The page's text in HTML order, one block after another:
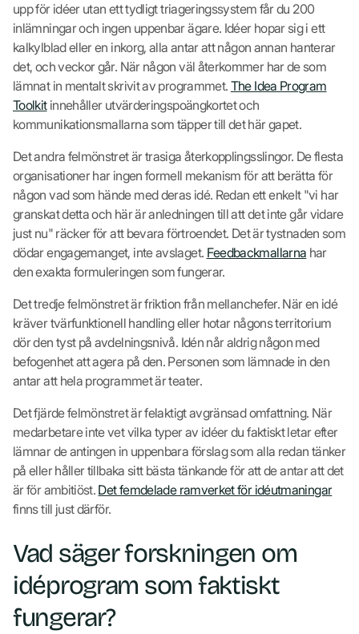
upp för idéer utan ett tydligt triageringssystem får du 200
inlämningar och ingen uppenbar ägare. Idéer hopar sig i ett
kalkylblad eller en inkorg, alla antar att någon annan hanterar
det, och veckor går. När någon väl återkommer har de som
lämnat in mentalt skrivit av programmet. The Idea Program
Toolkitinnehåller utvärderingspoängkortet och
kommunikationsmallarna som täpper till det här gapet.
Det andra felmönstret är trasiga återkopplingsslingor. De flesta
organisationer har ingen formell mekanism för att berätta för
någon vad som hände med deras idé. Redan ett enkelt "vi har
granskat detta och här är anledningen till att det inte går vidare
just nu" räcker för att bevara förtroendet. Det är tystnaden som
dödar engagemanget, inte avslaget. Feedbackmallarna har
den exakta formuleringen som fungerar.
Det tredje felmönstret är friktion från mellanchefer. När en idé
kräver tvärfunktionell handling eller hotar någons territorium
dör den tyst på avdelningsnivå. Idén når aldrig någon med
befogenhet att agera på den. Personen som lämnade in den
antar att hela programmet är teater.
Det fjärde felmönstret är felaktigt avgränsad omfattning. När
medarbetare inte vet vilka typer av idéer du faktiskt letar efter
lämnar de antingen in uppenbara förslag som alla redan tänker
på eller håller tillbaka sitt bästa tänkande för att de antar att det
är för ambitiöst. Det femdelade ramverket för idéutmaningar
finns till just därför.
Vad säger forskningen om
idéprogram som faktiskt
fungerar?